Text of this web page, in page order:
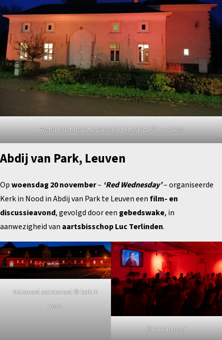
Pastorie sint-donatusparochie tielt-winge © luc claeys
Abdij van Park, Leuven
Opwoensdag 20 november– ‘Red Wednesday’– organiseerde
Kerk in Nood in Abdij van Park te Leuven eenfilm- en
discussieavond, gevolgd door een gebedswake, in
aanwezigheid van aartsbisschop Luc Terlinden.
Nationaal secretariaat © kerk in
nood
© kerk in nood